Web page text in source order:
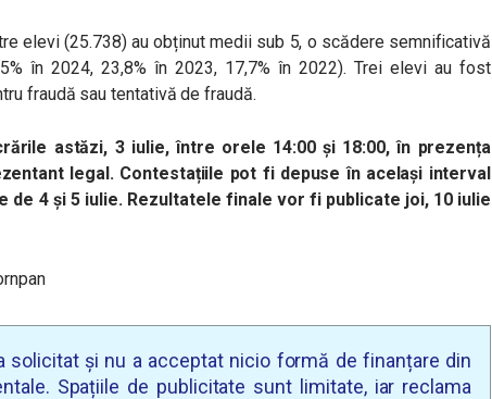
elevi (25.738) au obținut medii sub 5, o scădere semnificativă
în 2024, 23,8% în 2023, 17,7% în 2022). Trei elevi au fost
fraudă sau tentativă de fraudă.
astăzi, 3 iulie, între orele 14:00 și 18:00, în prezența
legal. Contestațiile pot fi depuse în același interval
de 4 și 5 iulie. Rezultatele finale vor fi publicate joi, 10 iulie
solicitat și nu a acceptat nicio formă de finanțare din
Spațiile de publicitate sunt limitate, iar reclama